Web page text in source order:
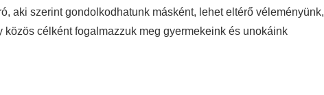
aki szerint gondolkodhatunk másként, lehet eltérő véleményünk,
célként fogalmazzuk meg gyermekeink és unokáink